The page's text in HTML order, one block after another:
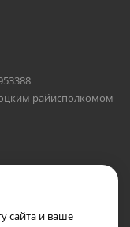
райисполкомом
сайта и ваше